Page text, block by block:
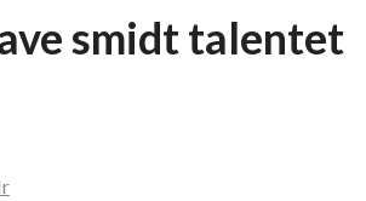
smidt talentet